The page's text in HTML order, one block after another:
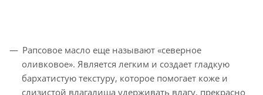
Рапсовое масло еще называют «северное
оливковое». Является легким и создает гладкую
бархатистую текстуру, которое помогает коже и
слизистой влагалища удерживать влагу, прекрасно